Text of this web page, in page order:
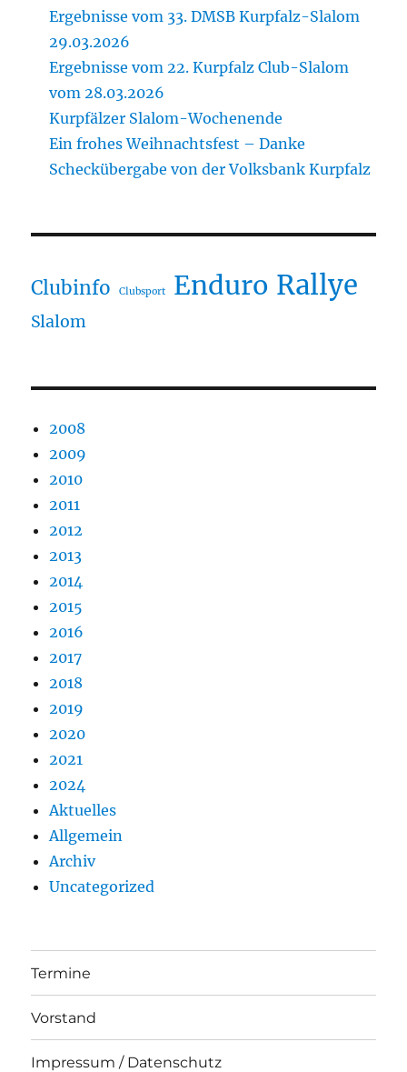
Ergebnisse vom 33. DMSB Kurpfalz-Slalom
29.03.2026
Ergebnisse vom 22. Kurpfalz Club-Slalom
vom 28.03.2026
Kurpfälzer Slalom-Wochenende
Ein frohes Weihnachtsfest – Danke
Scheckübergabe von der Volksbank Kurpfalz
Clubinfo Clubsport Enduro Rallye
Slalom
2008
2009
2010
2011
2012
2013
2014
2015
2016
2017
2018
2019
2020
2021
2024
Aktuelles
Allgemein
Archiv
Uncategorized
Termine
Vorstand
Impressum / Datenschutz